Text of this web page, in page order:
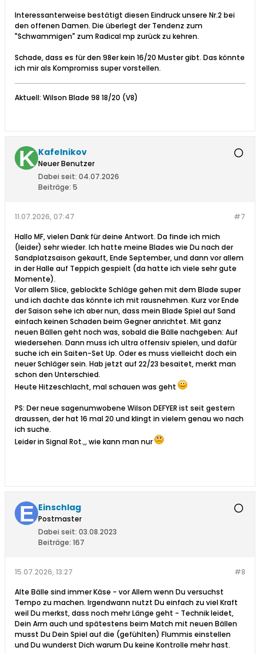
Interessanterweise bestätigt diesen Eindruck unsere Nr.2 bei
den offenen Damen. Die überlegt der Tendenz zum
"Schwammigen" zum Radical mp zurück zu kehren.
Schade, dass es für den 98er kein 16/20 Muster gibt. Das könnte
ich mir als Kompromiss super vorstellen.
Aktuell: Wilson Blade 98 18/20 (V8)
Kafelnikov
Neuer Benutzer
Dabei seit: 04.07.2026
Beiträge: 5
#7
11.07.2026, 07:47
Hallo MF, vielen Dank für deine Antwort. Da finde ich mich
(leider) sehr wieder. Ich hatte meine Blades wie Du nach der
Sandplatzsaison gekauft, Ende September, und dann vor allem
in der Halle auf Teppich gespielt (da hatte ich viele sehr gute
Momente).
Vor allem Slice, geblockte Schläge gehen mit dem Blade super
und ich dachte das könnte ich mit rausnehmen. Kurz vor Ende
der Saison sehe ich aber nun, dass mein Blade Spiel auf Sand
einfach keinen Schaden beim Gegner anrichtet. Mit ganz
neuen Bällen geht noch was, sobald die Bälle nachgeben: Auf
wiedersehen. Dann muss ich ultra offensiv spielen, und dafür
suche ich ein Saiten-Set Up. Oder es muss vielleicht doch ein
neuer Schläger sein. Hab jetzt auf 22/23 besaitet, merkt man
schon den Unterschied.
Heute Hitzeschlacht, mal schauen was geht
PS: Der neue sagenumwobene Wilson DEFYER ist seit gestern
draussen, der hat 16 mal 20 und klingt in vielem genau wo nach
ich suche.
Leider in Signal Rot.,, wie kann man nur
Einschlag
Postmaster
Dabei seit: 03.08.2023
Beiträge: 167
#8
15.07.2026, 13:27
Alte Bälle sind immer Käse - vor Allem wenn Du versuchst
Tempo zu machen. Irgendwann nutzt Du einfach zu viel Kraft
weil Du merkst, dass noch mehr Länge geht - Technik leidet,
Dein Arm auch und spätestens beim Match mit neuen Bällen
musst Du Dein Spiel auf die (gefühlten) Flummis einstellen
und Du wunderst Dich warum Du keine Kontrolle mehr hast.